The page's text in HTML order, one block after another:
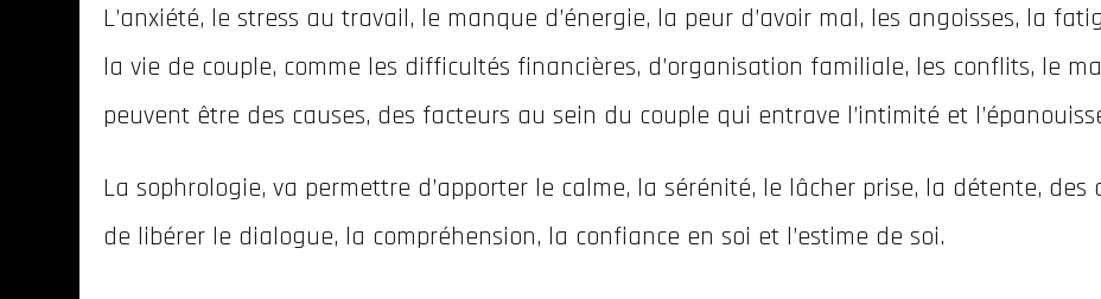
L’anxiété, le stress au travail, le manque d’énergie, la peur d’avoir mal, les angoisses, la
la vie de couple, comme les difficultés financières, d’organisation familiale, les conflits, le
peuvent être des causes, des facteurs au sein du couple qui entrave l’intimité et
La sophrologie, va permettre d’apporter le calme, la sérénité, le lâcher prise, la détente,
de libérer le dialogue, la compréhension, la confiance en soi et l’estime de soi.